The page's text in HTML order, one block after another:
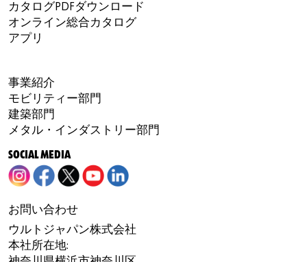
カタログPDFダウンロード
オンライン総合カタログ
アプリ
事業紹介
モビリティー部門
建築部門
メタル・インダストリー部門
SOCIAL MEDIA
お問い合わせ
ウルトジャパン株式会社
本社所在地: